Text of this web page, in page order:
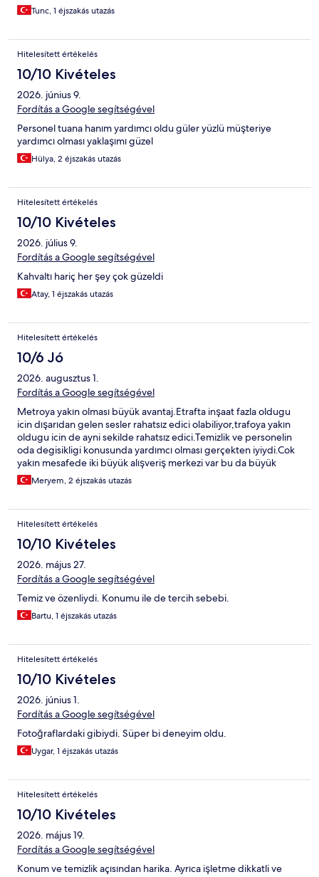
Tunc, 1 éjszakás utazás
Hitelesített értékelés
10/10 Kivételes
2026. június 9.
Fordítás a Google segítségével
Personel tuana hanım yardımcı oldu güler yüzlü müşteriye
yardımcı olması yaklaşımı güzel
Hülya, 2 éjszakás utazás
Hitelesített értékelés
10/10 Kivételes
2026. július 9.
Fordítás a Google segítségével
Kahvaltı hariç her şey çok güzeldi
Atay, 1 éjszakás utazás
Hitelesített értékelés
10/6 Jó
2026. augusztus 1.
Fordítás a Google segítségével
Metroya yakın olması büyük avantaj.Etrafta inşaat fazla oldugu
icin dışarıdan gelen sesler rahatsız edici olabiliyor,trafoya yakın
oldugu icin de ayni sekilde rahatsız edici.Temizlik ve personelin
oda degisikligi konusunda yardımcı olması gerçekten iyiydi.Cok
yakın mesafede iki büyük alışveriş merkezi var bu da büyük
avantajdi bizim icin.
Meryem, 2 éjszakás utazás
Hitelesített értékelés
10/10 Kivételes
2026. május 27.
Fordítás a Google segítségével
Temiz ve özenliydi. Konumu ile de tercih sebebi.
Bartu, 1 éjszakás utazás
Hitelesített értékelés
10/10 Kivételes
2026. június 1.
Fordítás a Google segítségével
Fotoğraflardaki gibiydi. Süper bi deneyim oldu.
Uygar, 1 éjszakás utazás
Hitelesített értékelés
10/10 Kivételes
2026. május 19.
Fordítás a Google segítségével
Konum ve temizlik açısından harika. Ayrıca işletme dikkatli ve